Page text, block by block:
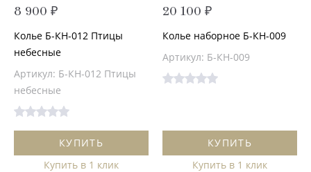
8 900 ₽
Колье Б-КН-012 Птицы
небесные
Артикул: Б-КН-012 Птицы
небесные
КУПИТЬ
Купить в 1 клик
20 100 ₽
Колье наборное Б-КН-009
Артикул: Б-КН-009
КУПИТЬ
Купить в 1 клик